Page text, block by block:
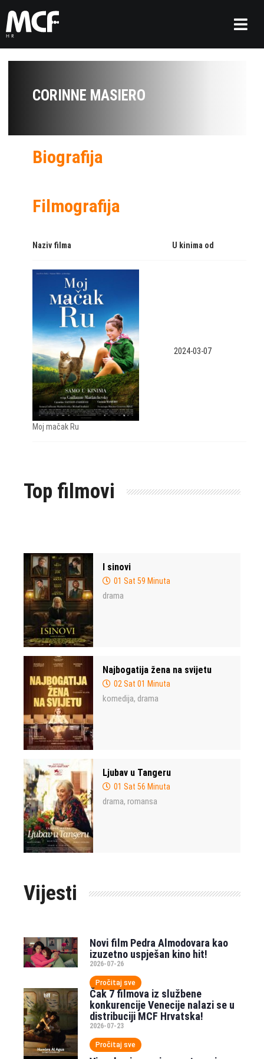
CORINNE MASIERO
Biografija
Filmografija
Naziv filma U kinima od
Moj mačak Ru
2024-03-07
Top filmovi
I sinovi
01 Sat 59 Minuta
drama
Najbogatija žena na svijetu
02 Sat 01 Minuta
komedija, drama
Ljubav u Tangeru
01 Sat 56 Minuta
drama, romansa
Vijesti
Novi film Pedra Almodovara kao
izuzetno uspješan kino hit!
2026-07-26
Pročitaj sve
Čak 7 filmova iz službene
konkurencije Venecije nalazi se u
distribuciji MCF Hrvatska!
2026-07-23
Pročitaj sve